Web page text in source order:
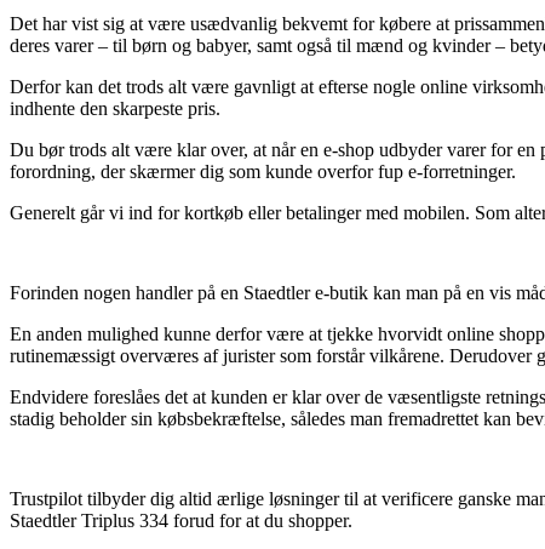
Det har vist sig at være usædvanlig bekvemt for købere at
deres varer – til børn og babyer, samt også til mænd og kvinder –
Derfor kan det trods alt være gavnligt at efterse nogle online
indhente den skarpeste pris.
Du bør trods alt være klar over, at når en e-shop udbyder varer for
forordning, der skærmer dig som kunde overfor fup e-forretninger.
Generelt går vi ind for kortkøb eller betalinger med mobilen. Som
Forinden nogen handler på en Staedtler e-butik kan man på en vis
En anden mulighed kunne derfor være at tjekke hvorvidt online
rutinemæssigt overværes af jurister som forstår vilkårene. Derudover
Endvidere foreslåes det at kunden er klar over de væsentligste
stadig beholder sin købsbekræftelse, således man fremadrettet kan
Trustpilot tilbyder dig altid ærlige løsninger til at verificere ganske
Staedtler Triplus 334 forud for at du shopper.